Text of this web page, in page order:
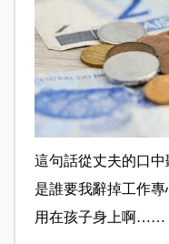
這句話從丈夫的口
是誰要我辭掉工作
用在孩子身上啊……